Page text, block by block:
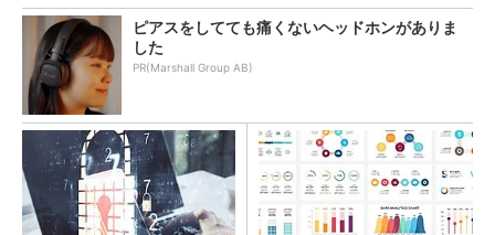
ピアスをしてても痛くないヘッドホンがありま
した
PR(Marshall Group AB)